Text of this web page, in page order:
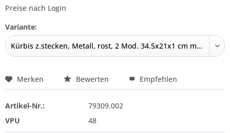
Preise nach Login
Variante:
Merken Bewerten Empfehlen
Artikel-Nr.:
79309.002
VPU
48